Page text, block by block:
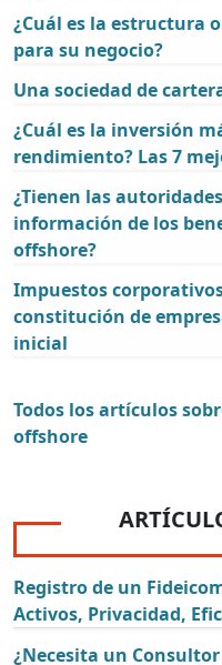
¿Cuál es la estructura
para su negocio?
Una sociedad de
¿Cuál es la inversión
rendimiento? Las 7
¿Tienen las
información de los
offshore?
Impuestos
constitución de
inicial
Todos los artículos
offshore
Registro de un
Activos, Privacidad,
¿Necesita un